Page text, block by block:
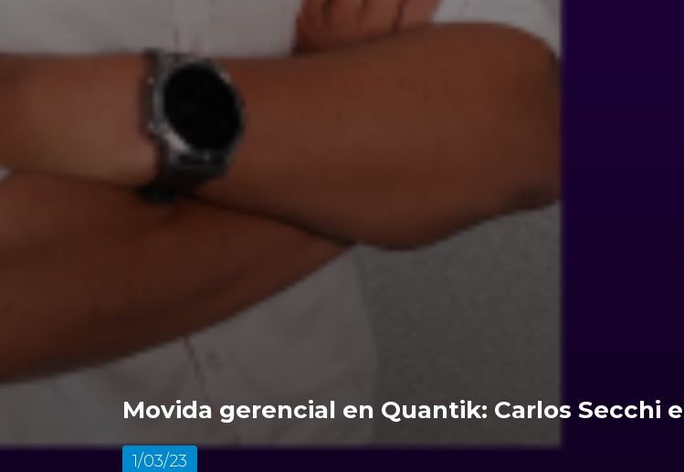
Movida gerencial en Quantik: Carlos Secchi
1/03/23